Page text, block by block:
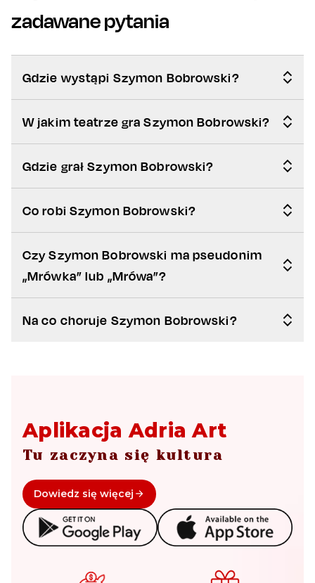
zadawane pytania
Gdzie wystąpi Szymon Bobrowski?
W jakim teatrze gra Szymon Bobrowski?
Gdzie grał Szymon Bobrowski?
Co robi Szymon Bobrowski?
Czy Szymon Bobrowski ma pseudonim
„Mrówka” lub „Mrówa”?
Na co choruje Szymon Bobrowski?
Aplikacja Adria Art
Tu zaczyna się kultura
Dowiedz się więcej